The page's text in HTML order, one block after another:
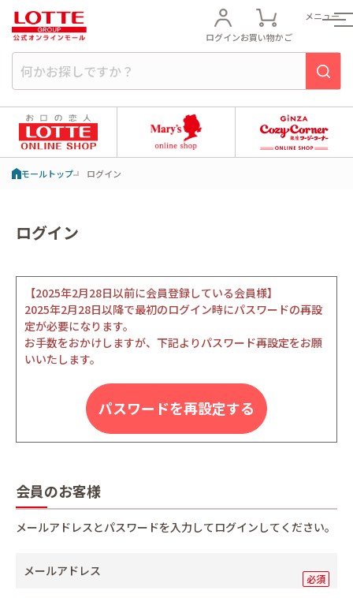
ログインお買い物かご
メニュー
モールトップ ログイン
ログイン
【2025年2月28日以前に会員登録している会員様】
2025年2月28日以降で最初のログイン時にパスワードの再設
定が必要になります。
お手数をおかけしますが、下記よりパスワード再設定をお願
いいたします。
パスワードを再設定する
会員のお客様
メールアドレスとパスワードを入力してログインしてください。
メールアドレス